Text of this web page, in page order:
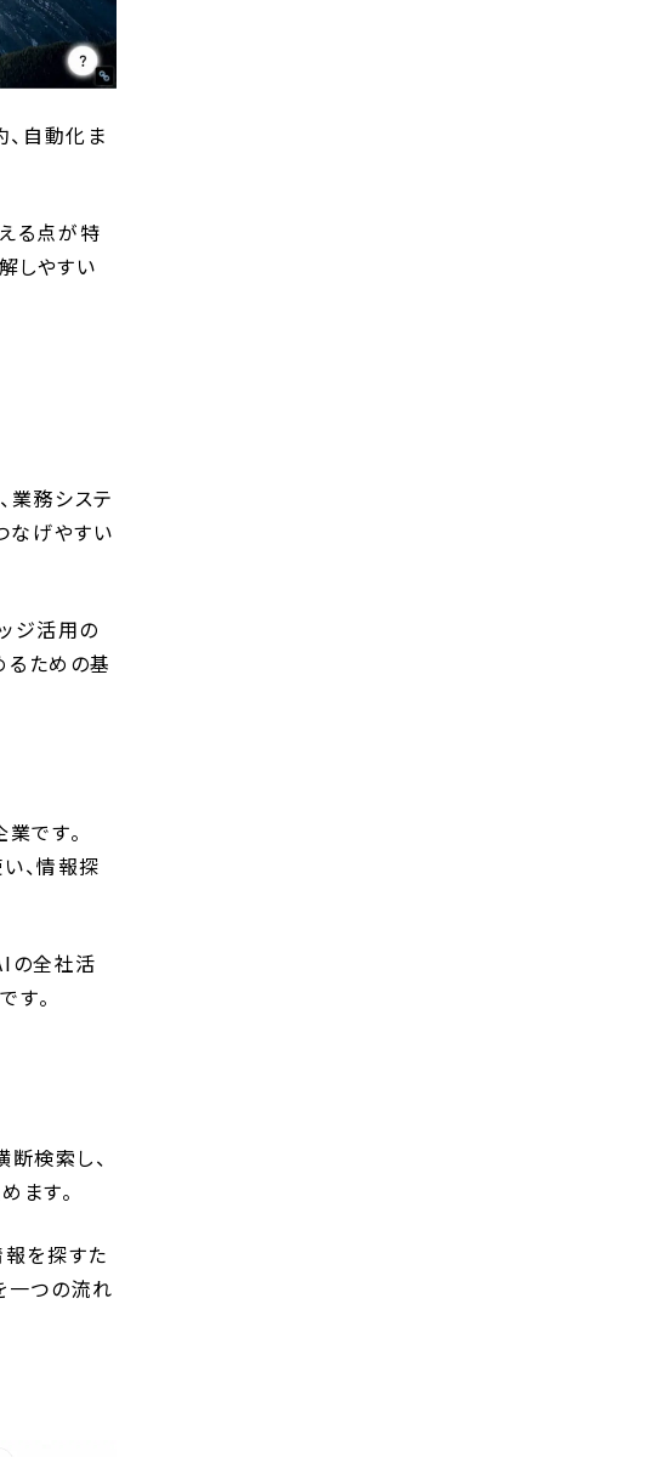
、自動化ま
る点が特
しやすい
業務システ
なげやすい
ジ活用の
るための基
です。
、情報探
の全社活
す。
断検索し、
ます。
報を探すた
一つの流れ